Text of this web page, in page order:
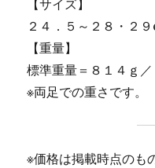
【サイズ】
２４．５～２８・２
【重量】
標準重量＝８１４ｇ
※両足での重さです。
※価格は掲載時点のも